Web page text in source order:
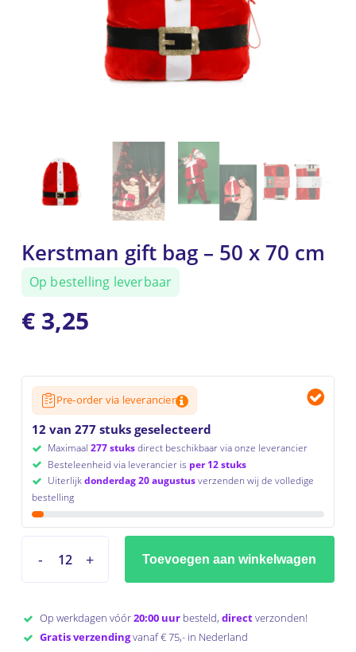
Kerstman gift bag – 50 x 70 cm
Op bestelling leverbaar
€3,25
Pre-order via leverancier
12 van 277 stuks geselecteerd
Maximaal 277 stuksdirect beschikbaar via onze leverancier
Besteleenheid via leverancier is per 12 stuks
Uiterlijkdonderdag 20 augustusverzenden wij de volledige
bestelling
Toevoegen aan winkelwagen
Op werkdagen vóór20:00 uurbesteld, directverzonden!
Gratis verzendingvanaf € 75,- in Nederland